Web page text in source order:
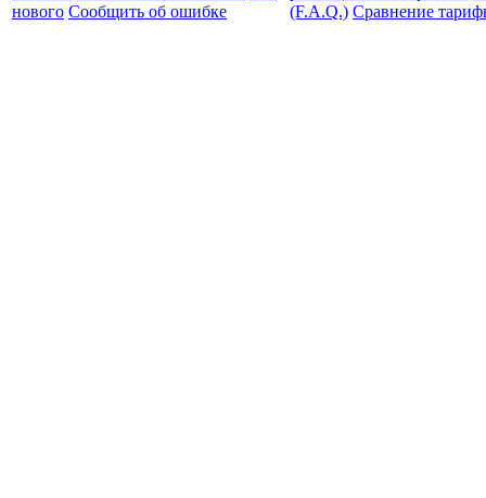
нового Сообщить об ошибке
(F.A.Q.) Cравнение